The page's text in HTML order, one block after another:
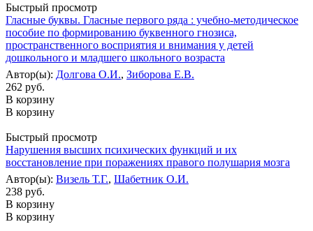
Быстрый просмотр
Гласные буквы. Гласные первого ряда : учебно-методическое
пособие по формированию буквенного гнозиса,
пространственного восприятия и внимания у детей
дошкольного и младшего школьного возраста
Автор(ы): Долгова О.И., Зиборова Е.В.
262 руб.
В корзину
В корзину
Быстрый просмотр
Нарушения высших психических функций и их
восстановление при поражениях правого полушария мозга
Автор(ы): Визель Т.Г., Шабетник О.И.
238 руб.
В корзину
В корзину